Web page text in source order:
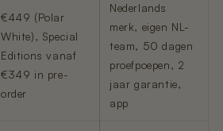
€449 (Polar
White), Special
Editions vanaf
€349 in pre-
order
Nederlands
merk, eigen NL-
team, 50 dagen
proefpoepen, 2
jaar garantie,
app